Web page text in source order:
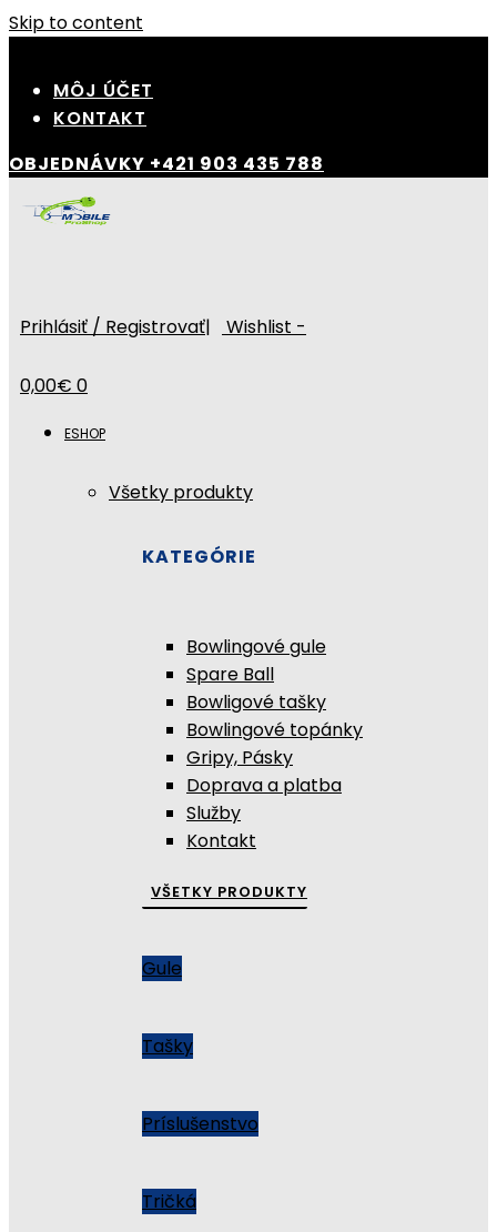
Skip to content
MÔJ ÚČET
KONTAKT
OBJEDNÁVKY +421 903 435 788
Prihlásiť / Registrovať| Wishlist -
0,00€ 0
ESHOP
Všetky produkty
KATEGÓRIE
Bowlingové gule
Spare Ball
Bowligové tašky
Bowlingové topánky
Gripy, Pásky
Doprava a platba
Služby
Kontakt
VŠETKY PRODUKTY
Gule
Tašky
Príslušenstvo
Tričká